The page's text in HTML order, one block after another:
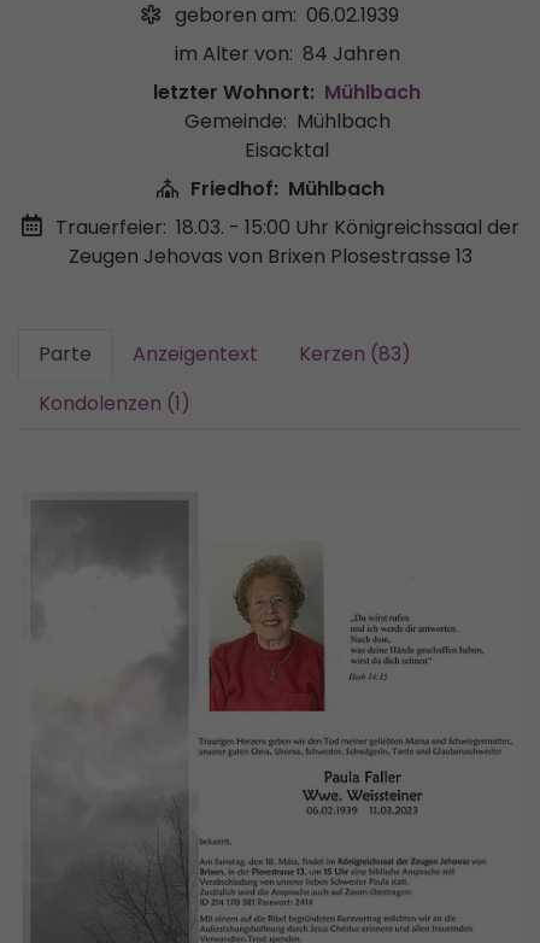
geboren am: 06.02.1939
im Alter von: 84 Jahren
letzter Wohnort: Mühlbach
Gemeinde: Mühlbach
Eisacktal
Friedhof: Mühlbach
Trauerfeier: 18.03. - 15:00 Uhr Königreichssaal der
Zeugen Jehovas von Brixen Plosestrasse 13
Parte Anzeigentext
Kerzen (83)
Kondolenzen (1)